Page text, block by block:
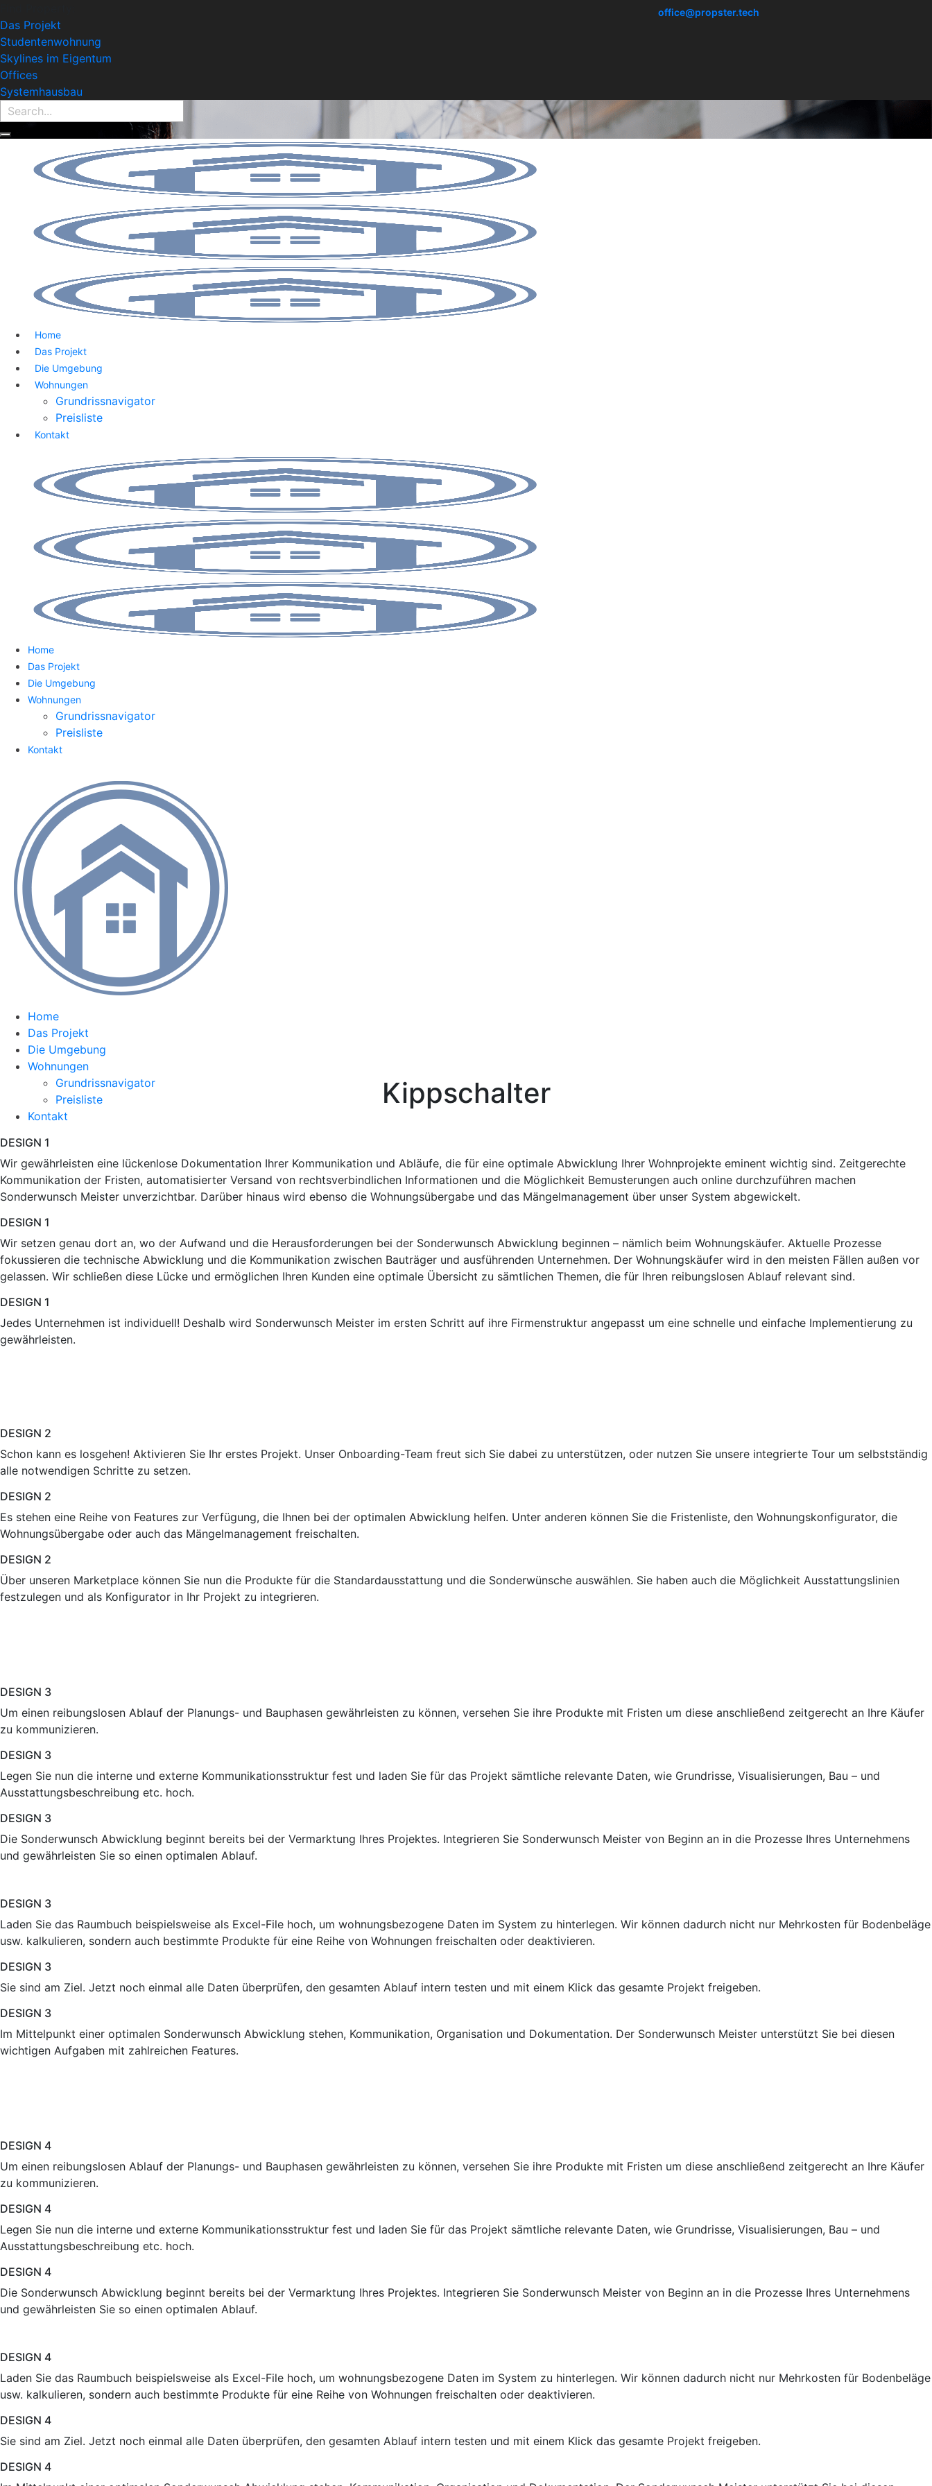
Das Projekt
Studentenwohnung
Skylines im Eigentum
Offices
Systemhausbau
Home
Das Projekt
Die Umgebung
Wohnungen
Grundrissnavigator
Preisliste
Kontakt
Home
Das Projekt
Die Umgebung
Wohnungen
Grundrissnavigator
Preisliste
Kontakt
office@propster.tech
Home
Das Projekt
Die Umgebung
Wohnungen
Grundrissnavigator
Preisliste
Kontakt
Kippschalter
DESIGN 1
Wir gewährleisten eine lückenlose Dokumentation Ihrer Kommunikation und Abläufe, die für eine optimale Abwicklung Ihrer Wohnprojekte eminent wichtig sind. Zeitgerechte
Kommunikation der Fristen, automatisierter Versand von rechtsverbindlichen Informationen und die Möglichkeit Bemusterungen auch online durchzuführen machen
Sonderwunsch Meister unverzichtbar. Darüber hinaus wird ebenso die Wohnungsübergabe und das Mängelmanagement über unser System abgewickelt.
DESIGN 1
Wir setzen genau dort an, wo der Aufwand und die Herausforderungen bei der Sonderwunsch Abwicklung beginnen – nämlich beim Wohnungskäufer. Aktuelle Prozesse
fokussieren die technische Abwicklung und die Kommunikation zwischen Bauträger und ausführenden Unternehmen. Der Wohnungskäufer wird in den meisten Fällen außen vor
gelassen. Wir schließen diese Lücke und ermöglichen Ihren Kunden eine optimale Übersicht zu sämtlichen Themen, die für Ihren reibungslosen Ablauf relevant sind.
DESIGN 1
Jedes Unternehmen ist individuell! Deshalb wird Sonderwunsch Meister im ersten Schritt auf ihre Firmenstruktur angepasst um eine schnelle und einfache Implementierung zu
gewährleisten.
DESIGN 2
Schon kann es losgehen! Aktivieren Sie Ihr erstes Projekt. Unser Onboarding-Team freut sich Sie dabei zu unterstützen, oder nutzen Sie unsere integrierte Tour um selbstständig
alle notwendigen Schritte zu setzen.
DESIGN 2
Es stehen eine Reihe von Features zur Verfügung, die Ihnen bei der optimalen Abwicklung helfen. Unter anderen können Sie die Fristenliste, den Wohnungskonfigurator, die
Wohnungsübergabe oder auch das Mängelmanagement freischalten.
DESIGN 2
Über unseren Marketplace können Sie nun die Produkte für die Standardausstattung und die Sonderwünsche auswählen. Sie haben auch die Möglichkeit Ausstattungslinien
festzulegen und als Konfigurator in Ihr Projekt zu integrieren.
DESIGN 3
Um einen reibungslosen Ablauf der Planungs- und Bauphasen gewährleisten zu können, versehen Sie ihre Produkte mit Fristen um diese anschließend zeitgerecht an Ihre Käufer
zu kommunizieren.
DESIGN 3
Legen Sie nun die interne und externe Kommunikationsstruktur fest und laden Sie für das Projekt sämtliche relevante Daten, wie Grundrisse, Visualisierungen, Bau – und
Ausstattungsbeschreibung etc. hoch.
DESIGN 3
Die Sonderwunsch Abwicklung beginnt bereits bei der Vermarktung Ihres Projektes. Integrieren Sie Sonderwunsch Meister von Beginn an in die Prozesse Ihres Unternehmens
und gewährleisten Sie so einen optimalen Ablauf.
DESIGN 3
Laden Sie das Raumbuch beispielsweise als Excel-File hoch, um wohnungsbezogene Daten im System zu hinterlegen. Wir können dadurch nicht nur Mehrkosten für Bodenbeläge
usw. kalkulieren, sondern auch bestimmte Produkte für eine Reihe von Wohnungen freischalten oder deaktivieren.
DESIGN 3
Sie sind am Ziel. Jetzt noch einmal alle Daten überprüfen, den gesamten Ablauf intern testen und mit einem Klick das gesamte Projekt freigeben.
DESIGN 3
Im Mittelpunkt einer optimalen Sonderwunsch Abwicklung stehen, Kommunikation, Organisation und Dokumentation. Der Sonderwunsch Meister unterstützt Sie bei diesen
wichtigen Aufgaben mit zahlreichen Features.
DESIGN 4
Um einen reibungslosen Ablauf der Planungs- und Bauphasen gewährleisten zu können, versehen Sie ihre Produkte mit Fristen um diese anschließend zeitgerecht an Ihre Käufer
zu kommunizieren.
DESIGN 4
Legen Sie nun die interne und externe Kommunikationsstruktur fest und laden Sie für das Projekt sämtliche relevante Daten, wie Grundrisse, Visualisierungen, Bau – und
Ausstattungsbeschreibung etc. hoch.
DESIGN 4
Die Sonderwunsch Abwicklung beginnt bereits bei der Vermarktung Ihres Projektes. Integrieren Sie Sonderwunsch Meister von Beginn an in die Prozesse Ihres Unternehmens
und gewährleisten Sie so einen optimalen Ablauf.
DESIGN 4
Laden Sie das Raumbuch beispielsweise als Excel-File hoch, um wohnungsbezogene Daten im System zu hinterlegen. Wir können dadurch nicht nur Mehrkosten für Bodenbeläge
usw. kalkulieren, sondern auch bestimmte Produkte für eine Reihe von Wohnungen freischalten oder deaktivieren.
DESIGN 4
Sie sind am Ziel. Jetzt noch einmal alle Daten überprüfen, den gesamten Ablauf intern testen und mit einem Klick das gesamte Projekt freigeben.
DESIGN 4